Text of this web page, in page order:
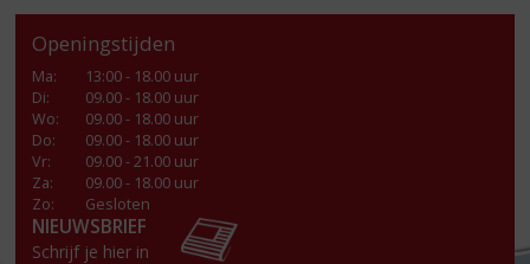
Openingstijden
Ma:
13:00 - 18.00 uur
Di:
09.00 - 18.00 uur
Wo:
09.00 - 18.00 uur
Do:
09.00 - 18.00 uur
Vr:
09.00 - 21.00 uur
Za:
09.00 - 18.00 uur
Zo:
Gesloten
NIEUWSBRIEF
Schrijf je hier in